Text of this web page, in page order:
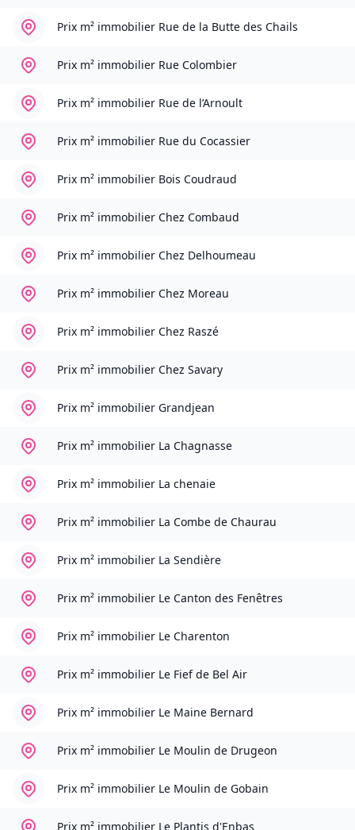
Prix m² immobilier Rue de la Butte des Chails
Prix m² immobilier Rue Colombier
Prix m² immobilier Rue de l’Arnoult
Prix m² immobilier Rue du Cocassier
Prix m² immobilier Bois Coudraud
Prix m² immobilier Chez Combaud
Prix m² immobilier Chez Delhoumeau
Prix m² immobilier Chez Moreau
Prix m² immobilier Chez Raszé
Prix m² immobilier Chez Savary
Prix m² immobilier Grandjean
Prix m² immobilier La Chagnasse
Prix m² immobilier La chenaie
Prix m² immobilier La Combe de Chaurau
Prix m² immobilier La Sendière
Prix m² immobilier Le Canton des Fenêtres
Prix m² immobilier Le Charenton
Prix m² immobilier Le Fief de Bel Air
Prix m² immobilier Le Maine Bernard
Prix m² immobilier Le Moulin de Drugeon
Prix m² immobilier Le Moulin de Gobain
Prix m² immobilier Le Plantis d'Enbas